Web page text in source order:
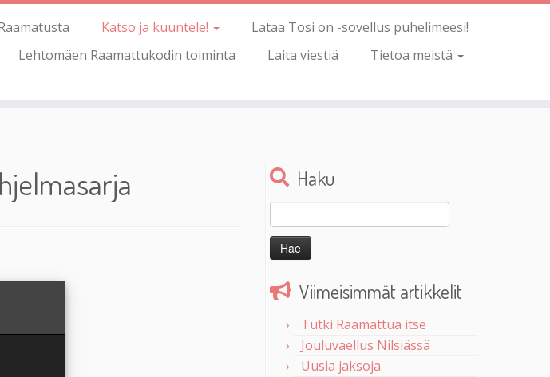
Katso ja kuuntele!
Lataa Tosi on -sovellus puhelimeesi!
Lehtomäen Raamattukodin toiminta Laita viestiä Tietoa meistä
Haku
Haku:
Viimeisimmät artikkelit
Tutki Raamattua itse
Jouluvaellus Nilsiässä
Uusia jaksoja